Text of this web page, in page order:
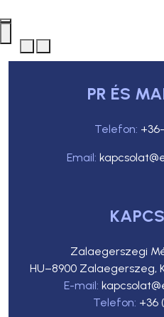
PR ÉS
Telefon:
Email:
Zalaegerszegi
HU–8900 Zalaegerszeg,
E-mail:
Telefon: +36